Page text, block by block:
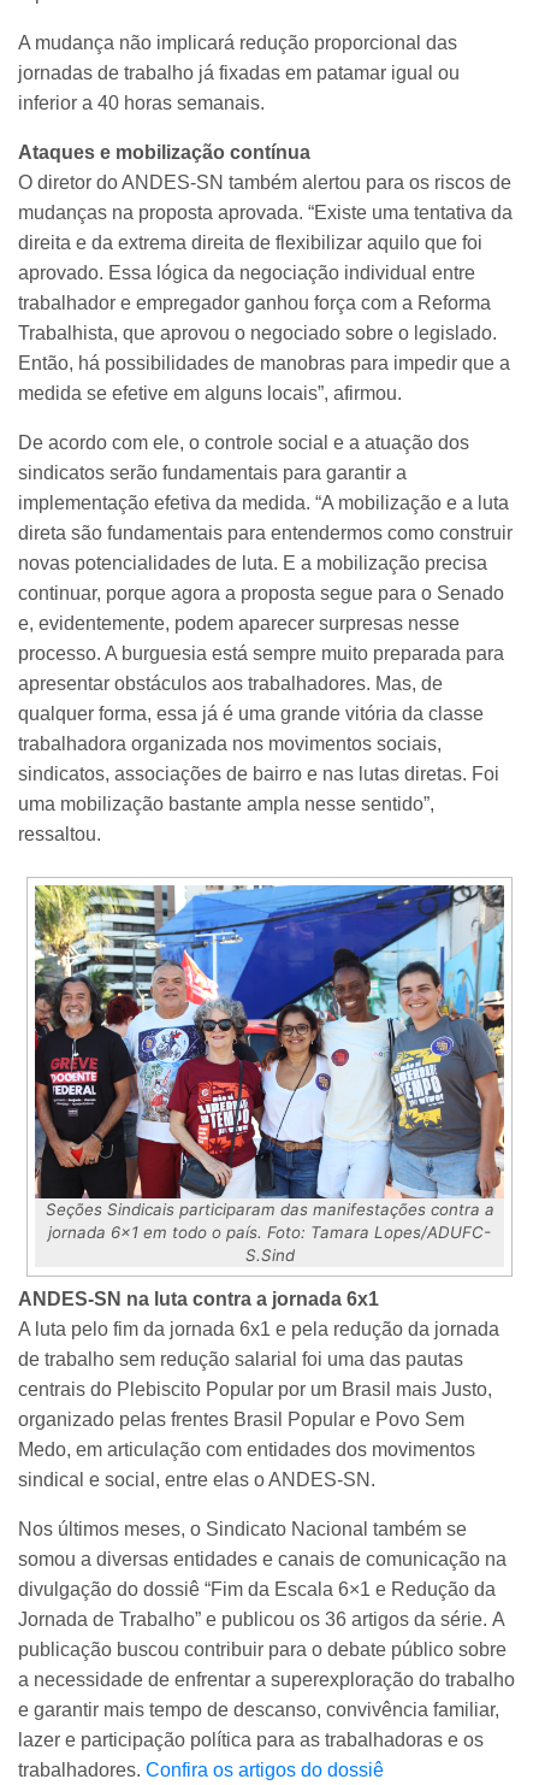
A mudança não implicará redução proporcional das
jornadas de trabalho já fixadas em patamar igual ou
inferior a 40 horas semanais.
Ataques e mobilização contínua
O diretor do ANDES-SN também alertou para os riscos de
mudanças na proposta aprovada. “Existe uma tentativa da
direita e da extrema direita de flexibilizar aquilo que foi
aprovado. Essa lógica da negociação individual entre
trabalhador e empregador ganhou força com a Reforma
Trabalhista, que aprovou o negociado sobre o legislado.
Então, há possibilidades de manobras para impedir que a
medida se efetive em alguns locais”, afirmou.
De acordo com ele, o controle social e a atuação dos
sindicatos serão fundamentais para garantir a
implementação efetiva da medida. “A mobilização e a luta
direta são fundamentais para entendermos como construir
novas potencialidades de luta. E a mobilização precisa
continuar, porque agora a proposta segue para o Senado
e, evidentemente, podem aparecer surpresas nesse
processo. A burguesia está sempre muito preparada para
apresentar obstáculos aos trabalhadores. Mas, de
qualquer forma, essa já é uma grande vitória da classe
trabalhadora organizada nos movimentos sociais,
sindicatos, associações de bairro e nas lutas diretas. Foi
uma mobilização bastante ampla nesse sentido”,
ressaltou.
Seções Sindicais participaram das manifestações contra a
jornada 6x1 em todo o país. Foto: Tamara Lopes/ADUFC-
S.Sind
ANDES-SN na luta contra a jornada 6x1
A luta pelo fim da jornada 6x1 e pela redução da jornada
de trabalho sem redução salarial foi uma das pautas
centrais do Plebiscito Popular por um Brasil mais Justo,
organizado pelas frentes Brasil Popular e Povo Sem
Medo, em articulação com entidades dos movimentos
sindical e social, entre elas o ANDES-SN.
Nos últimos meses, o Sindicato Nacional também se
somou a diversas entidades e canais de comunicação na
divulgação do dossiê “Fim da Escala 6×1 e Redução da
Jornada de Trabalho” e publicou os 36 artigos da série. A
publicação buscou contribuir para o debate público sobre
a necessidade de enfrentar a superexploração do trabalho
e garantir mais tempo de descanso, convivência familiar,
lazer e participação política para as trabalhadoras e os
trabalhadores. Confira os artigos do dossiê